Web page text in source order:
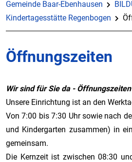
Gemeinde Baar-Ebenhausen
Kindertagesstätte Regenbogen
Öffnungszeiten
Wir sind für Sie da -
Unsere Einrichtung ist an den
Von 7:00 bis 7:30 Uhr sowie nach
und Kindergarten zusammen) in
gemeinsam.
Die Kernzeit ist zwischen 08:30